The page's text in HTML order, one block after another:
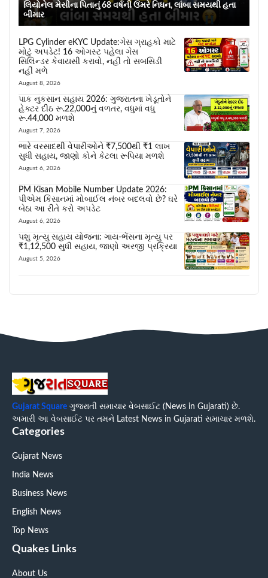
લિયોનેલ મેસીના પિતાનું 68 વર્ષની ઉંમરે નિધન, લાંબા સમયથી હતા
બીમાર
LPG Cylinder eKYC Update:ગેસ ગ્રાહકો માટે
મોટું અપડેટ! 16 ઓગસ્ટ પહેલા ગેસ
સિલિન્ડર કેવાયસી કરાવો, નહીં તો સબસિડી
નહીં મળે
August 8, 2026
પાક નુકસાન સહાય 2026: ગુજરાતના ખેડૂતોને
હેક્ટર દીઠ રૂ.22,000નું વળતર, વધુમાં વધુ
રૂ.44,000 મળશે
August 7, 2026
ભારે વરસાદથી વેપારીઓને ₹7,500થી ₹1 લાખ
સુધી સહાય, જાણો કોને કેટલા રૂપિયા મળશે
August 6, 2026
PM Kisan Mobile Number Update 2026:
પીએમ કિસાનમાં મોબાઈલ નંબર બદલવો છે? ઘરે
બેઠા આ રીતે કરો અપડેટ
August 6, 2026
પશુ મૃત્યુ સહાય યોજના: ગાય-ભેંસના મૃત્યુ પર
₹1,12,500 સુધી સહાય, જાણો અરજી પ્રક્રિયા
August 5, 2026
Gujarat Square ગુજરાતી સમાચાર વેબસાઈટ (News in Gujarati) છે.
અમારી આ વેબસાઈટ પર તમને Latest News in Gujarati સમાચાર મળશે.
Categories
Gujarat News
India News
Business News
English News
Top News
Quakes Links
About Us